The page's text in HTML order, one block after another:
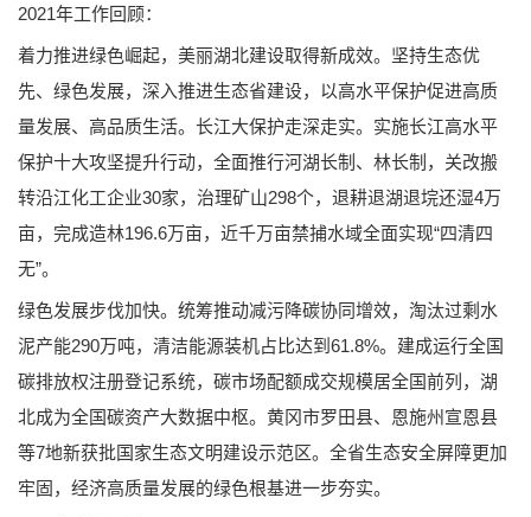
2021年工作回顾：
着力推进绿色崛起，美丽湖北建设取得新成效。坚持生态优
先、绿色发展，深入推进生态省建设，以高水平保护促进高质
量发展、高品质生活。长江大保护走深走实。实施长江高水平
保护十大攻坚提升行动，全面推行河湖长制、林长制，关改搬
转沿江化工企业30家，治理矿山298个，退耕退湖退垸还湿4万
亩，完成造林196.6万亩，近千万亩禁捕水域全面实现“四清四
无”。
绿色发展步伐加快。统筹推动减污降碳协同增效，淘汰过剩水
泥产能290万吨，清洁能源装机占比达到61.8%。建成运行全国
碳排放权注册登记系统，碳市场配额成交规模居全国前列，湖
北成为全国碳资产大数据中枢。黄冈市罗田县、恩施州宣恩县
等7地新获批国家生态文明建设示范区。全省生态安全屏障更加
牢固，经济高质量发展的绿色根基进一步夯实。